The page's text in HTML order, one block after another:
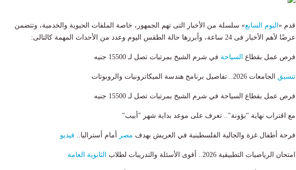
قدم « اليوم السابع
» سلس‎لة من الأخبار التى تهم الجمهور، خاصة الملفات الحيوية والخدمية، وتتضمن
عرضًا لأهم الأخبار فى 24 ساعة، وأبرزها حالة الطقس اليوم وعدد من الأحداث المهمة كالتالى:
فرص عمل بقطاع السياحة في شرم الشيخ بمرتبات تصل لـ 15500 جنيه
تنسيق الجامعات 2026.. تفاصيل برنامج هندسة الميكاترونيات والروبوتات
فرص عمل بقطاع السياحة في شرم الشيخ بمرتبات تصل لـ 15500 جنيه
مع اقتراب نهاية "بؤونة".. تعرف على موعد بداية شهر "أبيب"
فرحة أطفال غزة والجالية الفلسطينية في العريش بهدف مصر أمام أستراليا.. فيديو
امتحان الرياضيات التطبيقية 2026.. أقوى الأسئلة والتدريبات لطلاب الثانوية العامة